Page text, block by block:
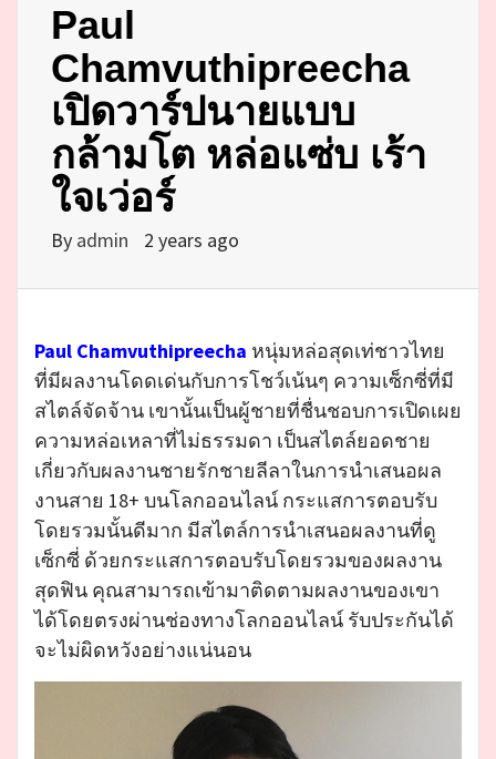
Paul
Chamvuthipreecha
เปิดวาร์ปนายแบบ
กล้ามโต หล่อแซ่บ เร้า
ใจเว่อร์
By admin 2 years ago
Paul Chamvuthipreecha หนุ่มหล่อสุดเท่ชาวไทย
ที่มีผลงานโดดเด่นกับการโชว์เน้นๆ ความเซ็กซี่ที่มี
สไตล์จัดจ้าน เขานั้นเป็นผู้ชายที่ชื่นชอบการเปิดเผย
ความหล่อเหลาที่ไม่ธรรมดา เป็นสไตล์ยอดชาย
เกี่ยวกับผลงานชายรักชายลีลาในการนำเสนอผล
งานสาย 18+ บนโลกออนไลน์ กระแสการตอบรับ
โดยรวมนั้นดีมาก มีสไตล์การนำเสนอผลงานที่ดู
เซ็กซี่ ด้วยกระแสการตอบรับโดยรวมของผลงาน
สุดฟิน คุณสามารถเข้ามาติดตามผลงานของเขา
ได้โดยตรงผ่านช่องทางโลกออนไลน์ รับประกันได้
จะไม่ผิดหวังอย่างแน่นอน